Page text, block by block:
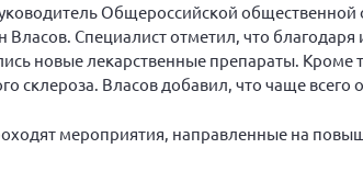
Общероссийской
Специалист отметил, что
новые лекарственные препараты. Кроме
склероза. Власов добавил, что чаще
мероприятия, направленные на